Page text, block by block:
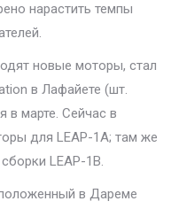
нарастить темпы
новые моторы, стал
в Лафайете (шт.
в марте. Сейчас в
для LEAP-1A; там же
LEAP-1B.
в Дареме